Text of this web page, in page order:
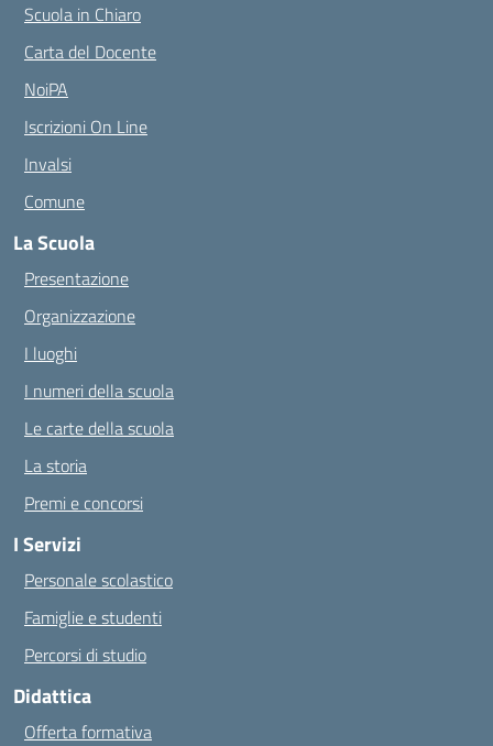
Scuola in Chiaro
Carta del Docente
NoiPA
Iscrizioni On Line
Invalsi
Comune
La Scuola
Presentazione
Organizzazione
I luoghi
I numeri della scuola
Le carte della scuola
La storia
Premi e concorsi
I Servizi
Personale scolastico
Famiglie e studenti
Percorsi di studio
Didattica
Offerta formativa